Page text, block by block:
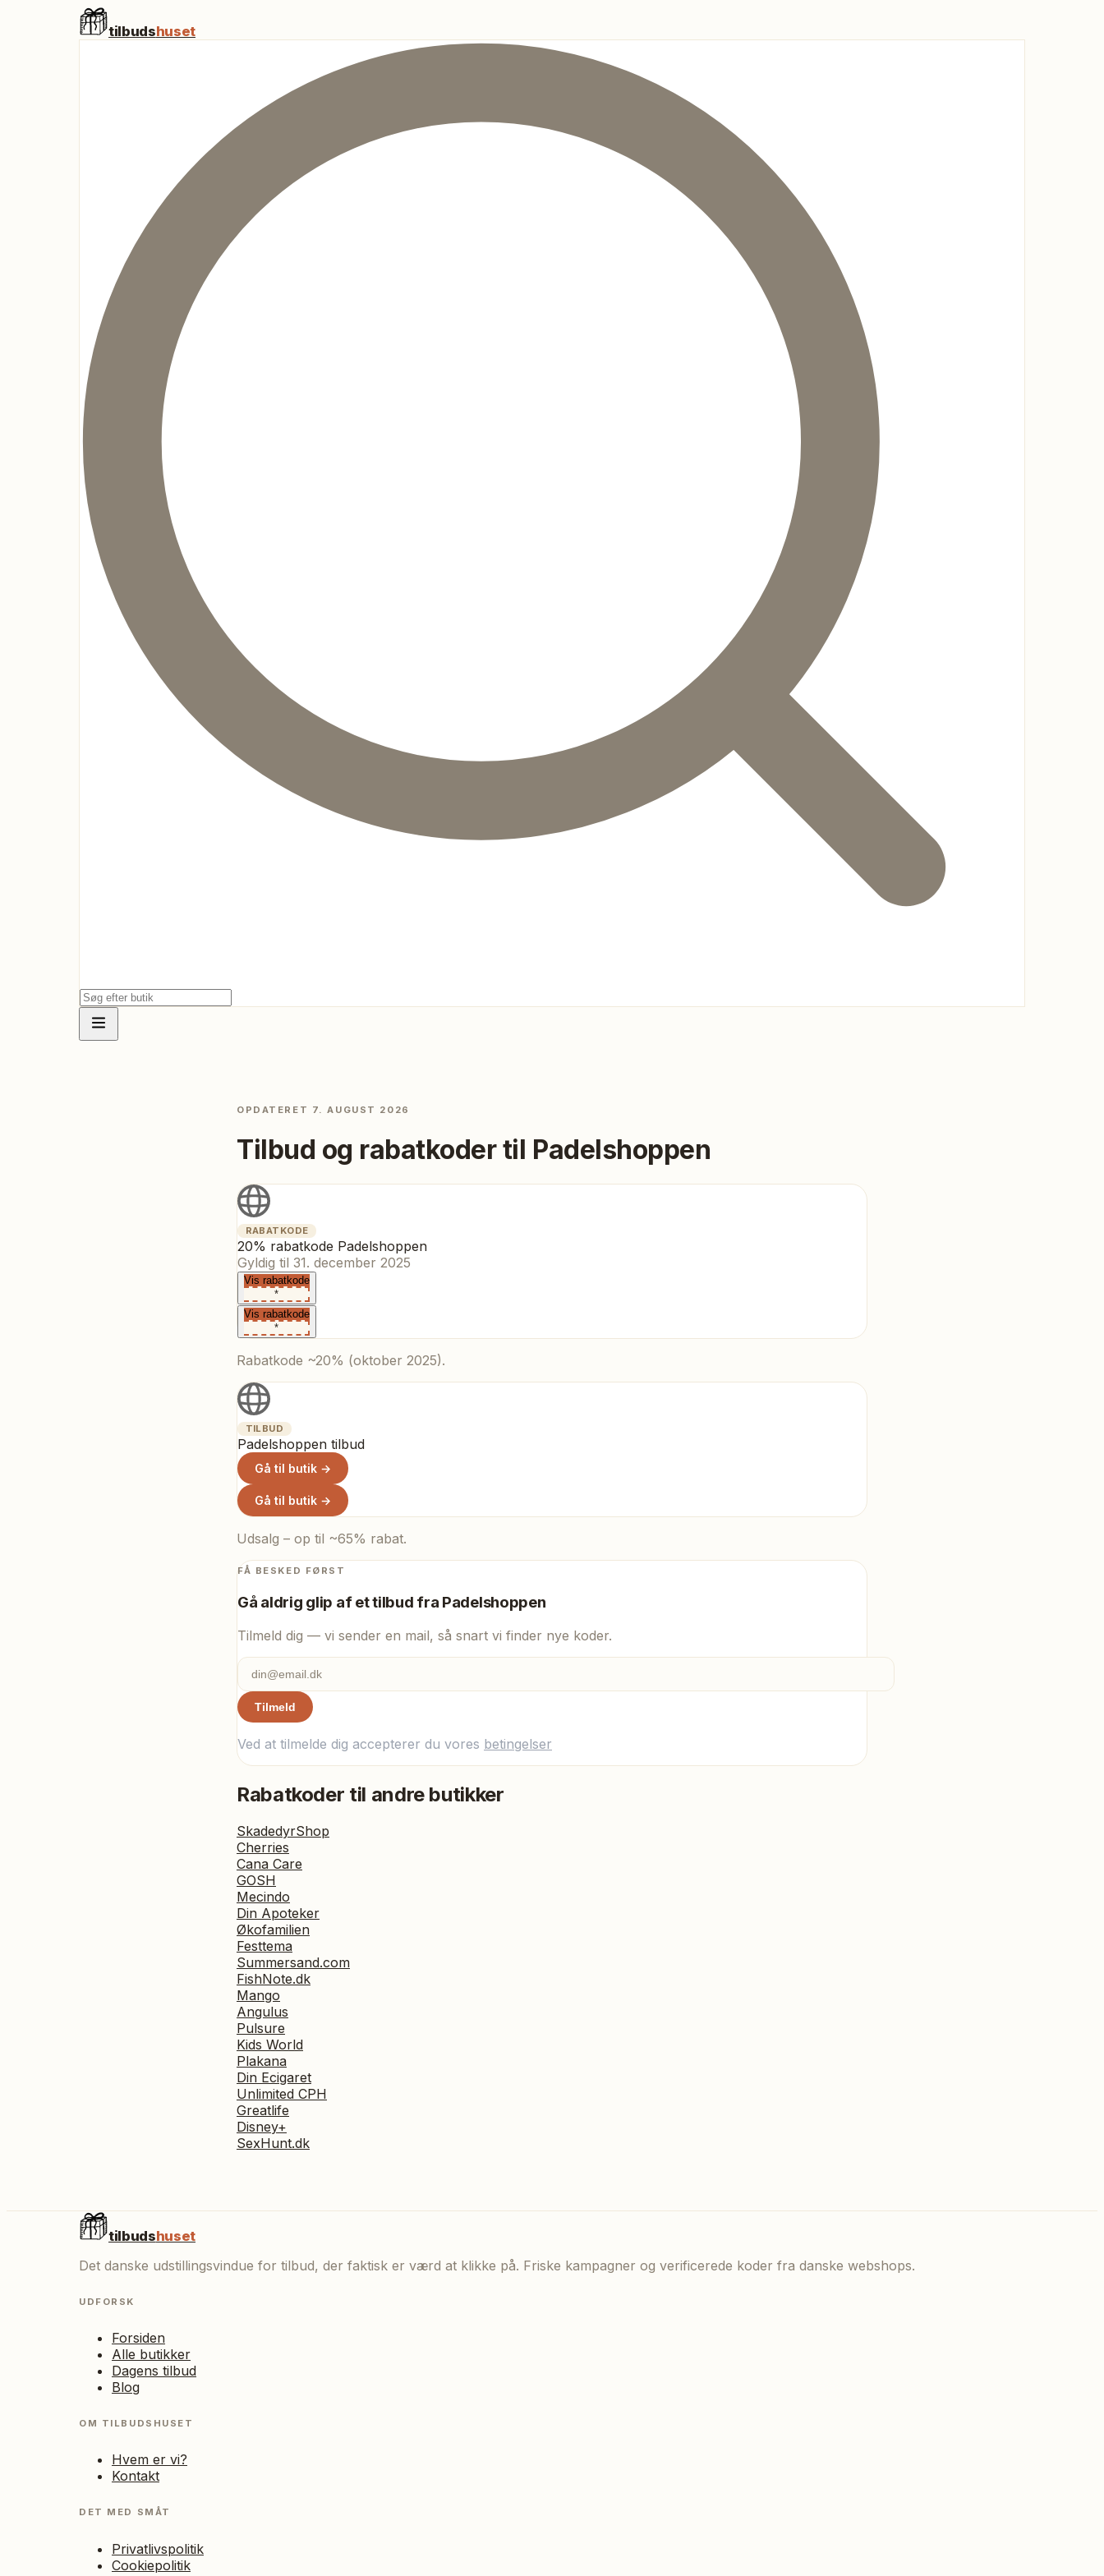
tilbudshuset
OPDATERET 7. AUGUST 2026
Tilbud og rabatkoder til Padelshoppen
RABATKODE
20% rabatkode Padelshoppen
Gyldig til 31. december 2025
Vis rabatkode
*
Vis rabatkode
*
Rabatkode ~20% (oktober 2025).
TILBUD
Padelshoppen tilbud
Gå til butik →
Gå til butik →
Udsalg – op til ~65% rabat.
FÅ BESKED FØRST
Gå aldrig glip af et tilbud fra Padelshoppen
Tilmeld dig — vi sender en mail, så snart vi finder nye koder.
Tilmeld
Ved at tilmelde dig accepterer du vores betingelser
Rabatkoder til andre butikker
SkadedyrShop
Cherries
Cana Care
GOSH
Mecindo
Din Apoteker
Økofamilien
Festtema
Summersand.com
FishNote.dk
Mango
Angulus
Pulsure
Kids World
Plakana
Din Ecigaret
Unlimited CPH
Greatlife
Disney+
SexHunt.dk
tilbudshuset
Det danske udstillingsvindue for tilbud, der faktisk er værd at klikke på. Friske kampagner og verificerede koder fra danske webshops.
UDFORSK
Forsiden
Alle butikker
Dagens tilbud
Blog
OM TILBUDSHUSET
Hvem er vi?
Kontakt
DET MED SMÅT
Privatlivspolitik
Cookiepolitik